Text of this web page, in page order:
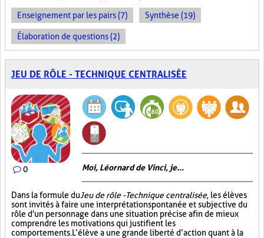
Enseignement par les pairs (7) Synthèse (19)
Élaboration de questions (2)
JEU DE RÔLE - TECHNIQUE CENTRALISÉE
0 Moi, Léornard de Vinci, je...
Dans la formule duJeu de rôle - Technique centralisée, les élèves
sont invités à faire une interprétation spontanée et subjective du
rôle d'un personnage dans une situation précise afin de mieux
comprendre les motivations qui justifient les
comportements. L’élève a une grande liberté d’action quant à la